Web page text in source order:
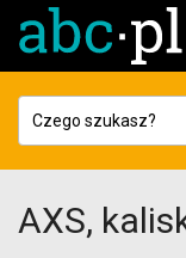
AXS,